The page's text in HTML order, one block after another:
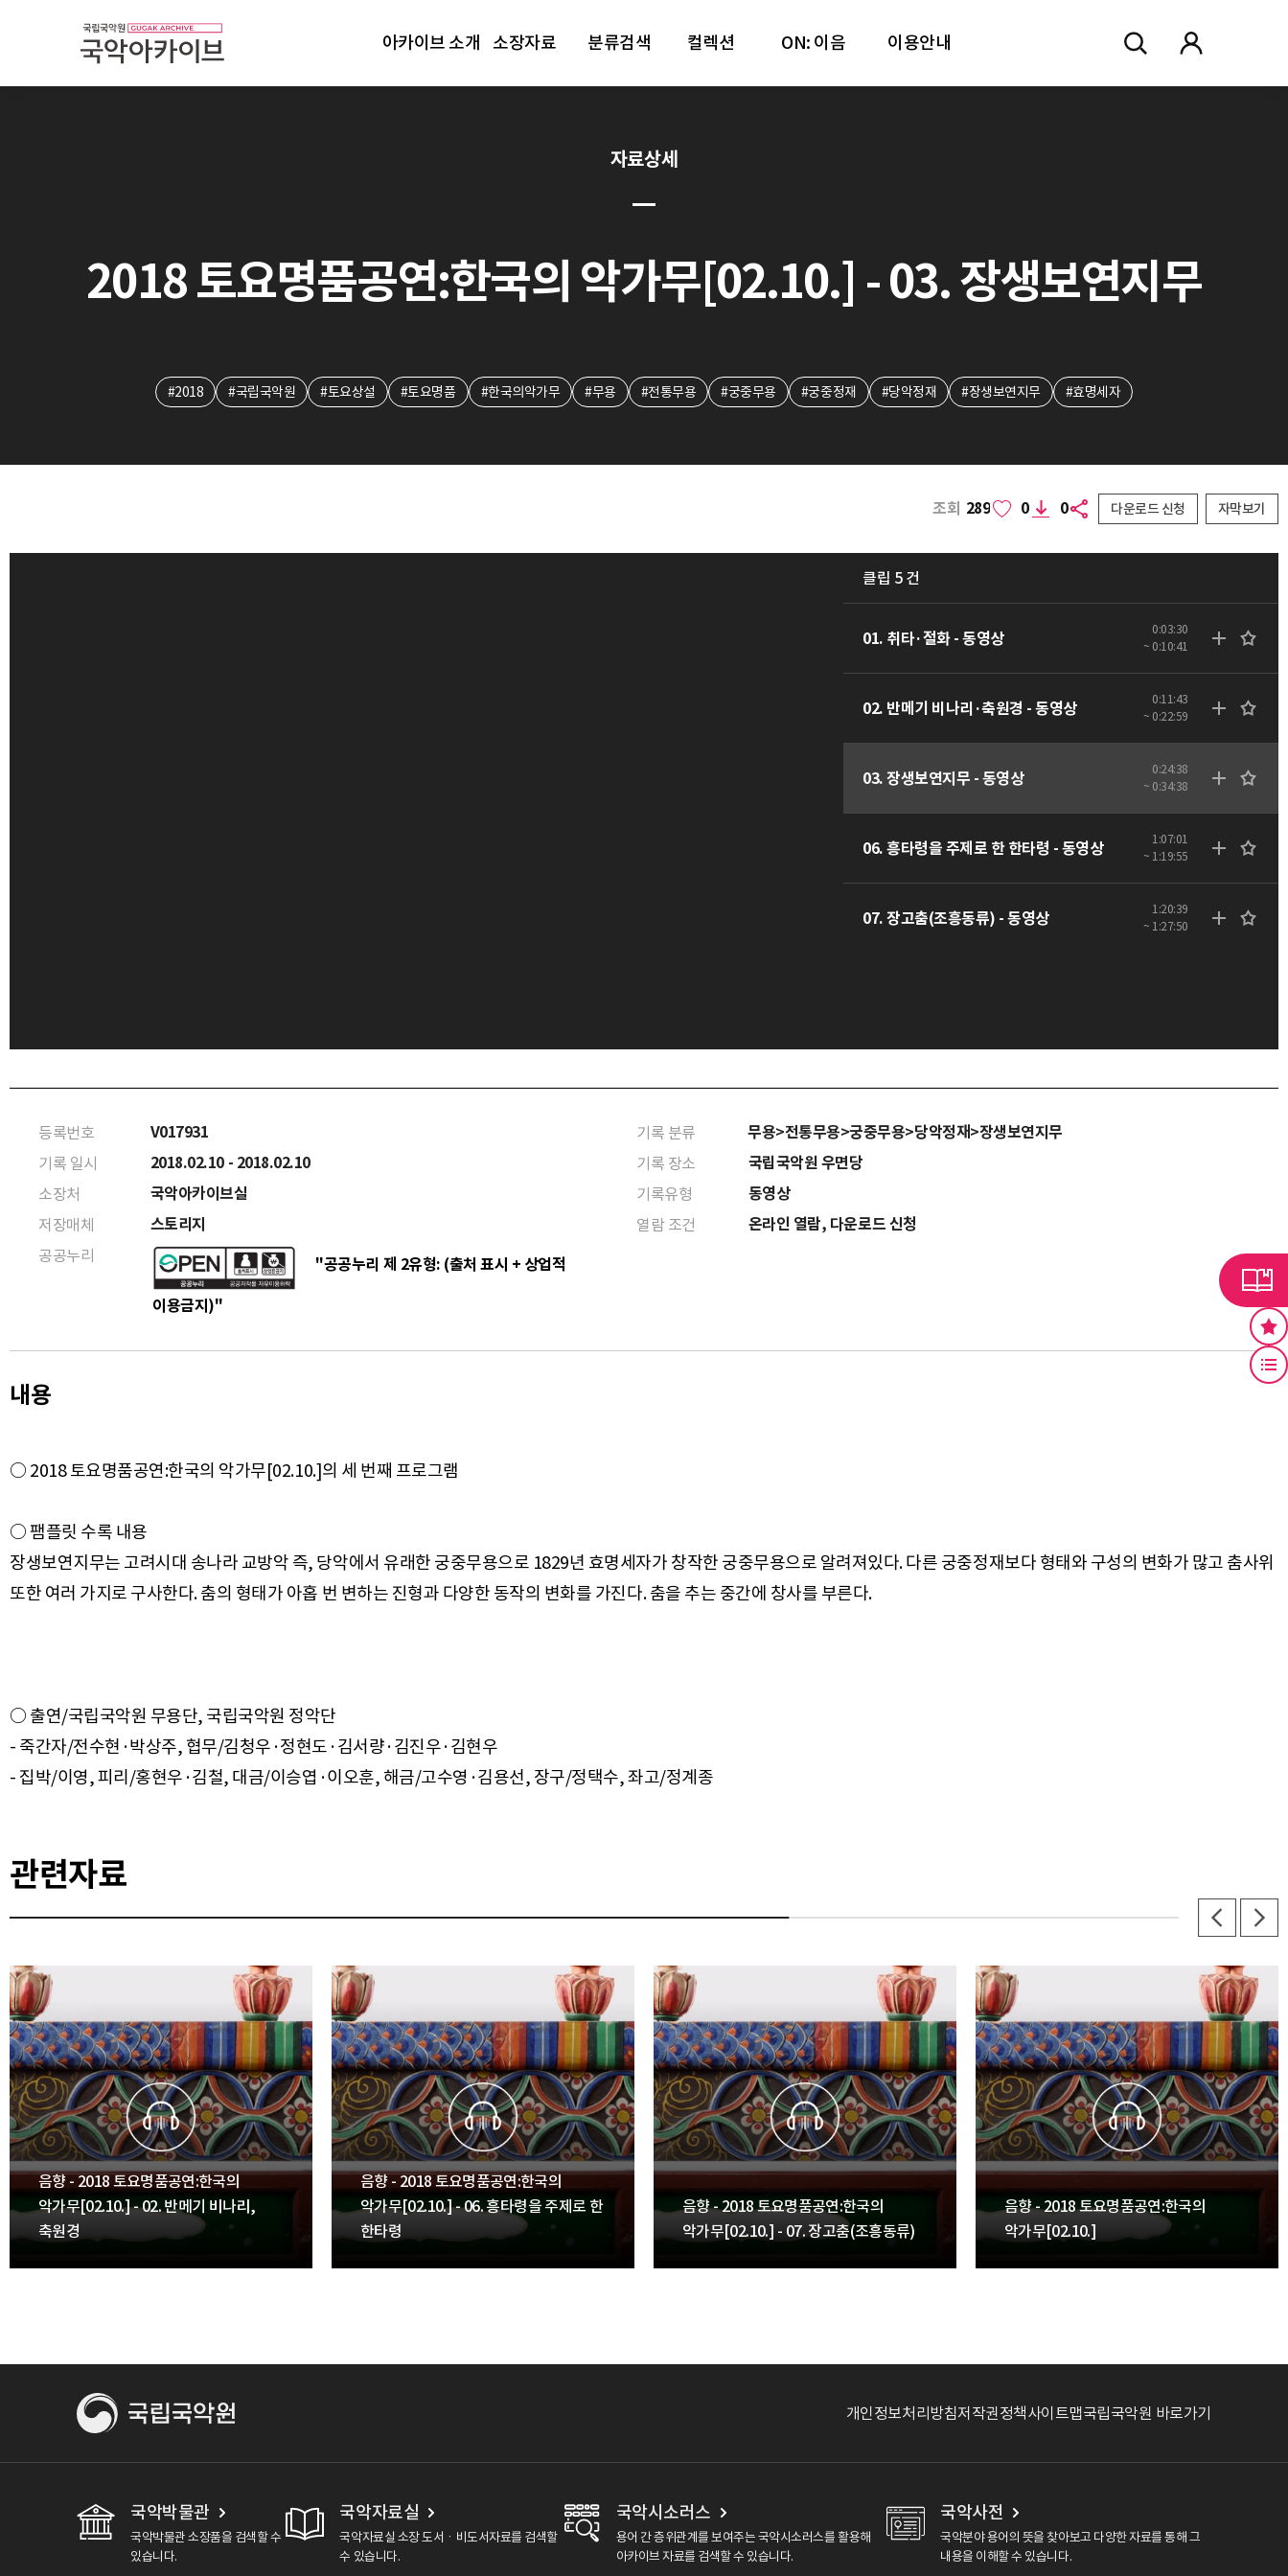
아카이브 소개 소장자료 분류검색 컬렉션 ON: 이음 이용안내
자료상세
2018 토요명품공연:한국의 악가무[02.10.] - 03. 장생보연지무
#2018 #국립국악원 #토요상설 #토요명품 #한국의악가무 #무용 #전통무용 #궁중무용 #궁중정재 #당악정재 #장생보연지무 #효명세자
조회 289 0 0 다운로드 신청 자막보기
클립 5 건
01. 취타·절화 - 동영상
0:03:30
~ 0:10:41
02. 반메기 비나리·축원경 - 동영상
0:11:43
~ 0:22:59
03. 장생보연지무 - 동영상
0:24:38
~ 0:34:38
06. 흥타령을 주제로 한 한타령 - 동영상
1:07:01
~ 1:19:55
07. 장고춤(조흥동류) - 동영상
1:20:39
~ 1:27:50
등록번호 V017931 기록 분류 무용>전통무용>궁중무용>당악정재>장생보연지무
기록 일시 2018.02.10 - 2018.02.10 기록 장소 국립국악원 우면당
소장처 국악아카이브실 기록유형 동영상
저장매체 스토리지 열람 조건 온라인 열람, 다운로드 신청
공공누리 "공공누리 제 2유형: (출처 표시 + 상업적
이용금지)"
내용
○ 2018 토요명품공연:한국의 악가무[02.10.]의 세 번째 프로그램
○ 팸플릿 수록 내용
장생보연지무는 고려시대 송나라 교방악 즉, 당악에서 유래한 궁중무용으로 1829년 효명세자가 창작한 궁중무용으로 알려져있다. 다른 궁중정재보다 형태와 구성의 변화가 많고 춤사위
또한 여러 가지로 구사한다. 춤의 형태가 아홉 번 변하는 진형과 다양한 동작의 변화를 가진다. 춤을 추는 중간에 창사를 부른다.
○ 출연/국립국악원 무용단, 국립국악원 정악단
- 죽간자/전수현·박상주, 협무/김청우·정현도·김서량·김진우·김현우
관련자료
음향 - 2018 토요명품공연:한국의
악가무[02.10.] - 02. 반메기 비나리,
축원경
음향 - 2018 토요명품공연:한국의
악가무[02.10.] - 06. 흥타령을 주제로 한
한타령
음향 - 2018 토요명품공연:한국의
악가무[02.10.] - 07. 장고춤(조흥동류)
음향 - 2018 토요명품공연:한국의
악가무[02.10.]
개인정보처리방침저작권정책사이트맵국립국악원 바로가기
국악박물관
국악박물관 소장품을 검색할 수
있습니다.
국악자료실
국악자료실 소장 도서ㆍ비도서자료를 검색할
수 있습니다.
국악시소러스
용어 간 층위관계를 보여주는 국악시소러스를 활용해
아카이브 자료를 검색할 수 있습니다.
국악사전
국악분야 용어의 뜻을 찾아보고 다양한 자료를 통해 그
내용을 이해할 수 있습니다.